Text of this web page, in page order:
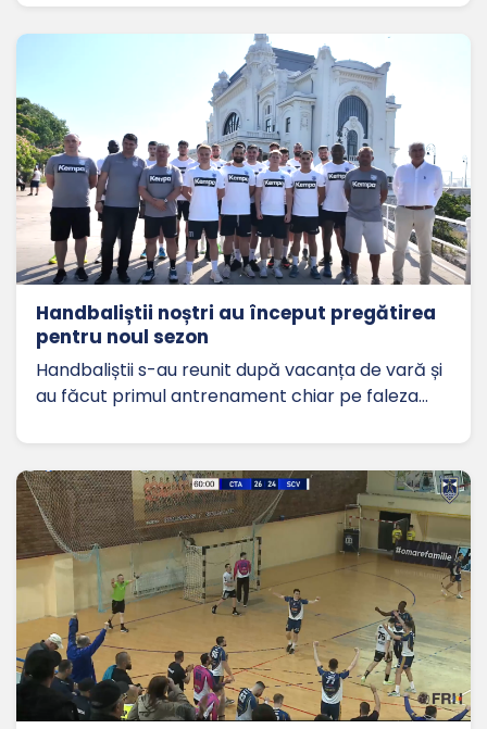
Handbaliștii noștri au început pregătirea
pentru noul sezon
Handbaliștii s-au reunit după vacanța de vară și
au făcut primul antrenament chiar pe faleza…